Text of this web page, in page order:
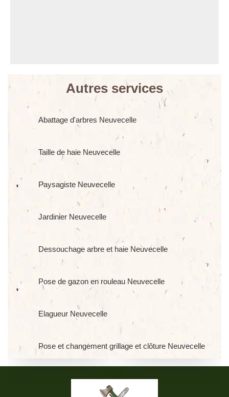
Autres services
Abattage d'arbres Neuvecelle
Taille de haie Neuvecelle
Paysagiste Neuvecelle
Jardinier Neuvecelle
Dessouchage arbre et haie Neuvecelle
Pose de gazon en rouleau Neuvecelle
Elagueur Neuvecelle
Pose et changement grillage et clôture Neuvecelle